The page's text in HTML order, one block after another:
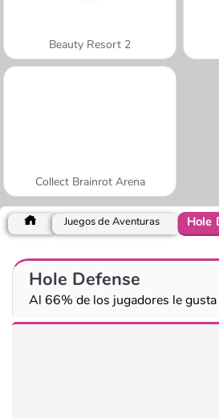
Beauty Resort 2
Collect Brainrot Arena
Juegos de Aventuras Hole
Hole Defense
Al 66% de los jugadores le